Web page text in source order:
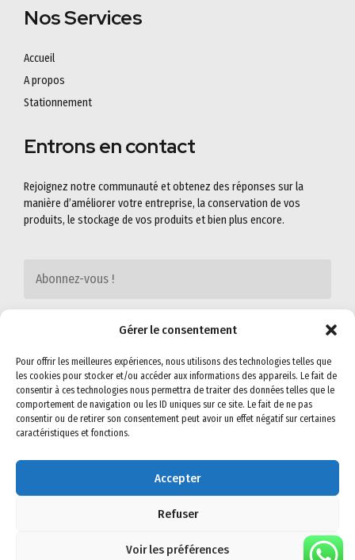
Gérer le consentement
Pour offrir les meilleures expériences, nous utilisons des technologies telles que
les cookies pour stocker et/ou accéder aux informations des appareils. Le fait de
consentir à ces technologies nous permettra de traiter des données telles que le
comportement de navigation ou les ID uniques sur ce site. Le fait de ne pas
consentir ou de retirer son consentement peut avoir un effet négatif sur certaines
caractéristiques et fonctions.
Accepter
Refuser
Voir les préférences
Nos Services
Accueil
A propos
Stationnement
Entrons en contact
Rejoignez notre communauté et obtenez des réponses sur la
manière d’améliorer votre entreprise, la conservation de vos
produits, le stockage de vos produits et bien plus encore.
Visit us on social networks